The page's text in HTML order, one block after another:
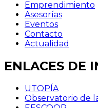
Emprendimiento
Asesorías
Eventos
Contacto
Actualidad
ENLACES DE
UTOPÍA
Observatorio de